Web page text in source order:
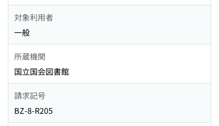
対象利用者
一般
所蔵機関
国立国会図書館
請求記号
BZ-8-R205